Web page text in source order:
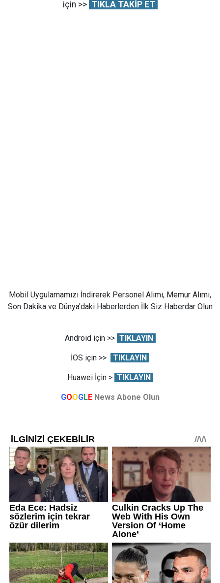
için >> TIKLA TAKİP ET
Mobil Uygulamamızı İndirerek Personel Alımı, Memur Alımı,
Son Dakika ve Dünya'daki Haberlerden İlk Siz Haberdar Olun
Android için >> TIKLAYIN
İOS için >> TIKLAYIN
Huawei İçin > TIKLAYIN
GOOGLE News Abone Olun